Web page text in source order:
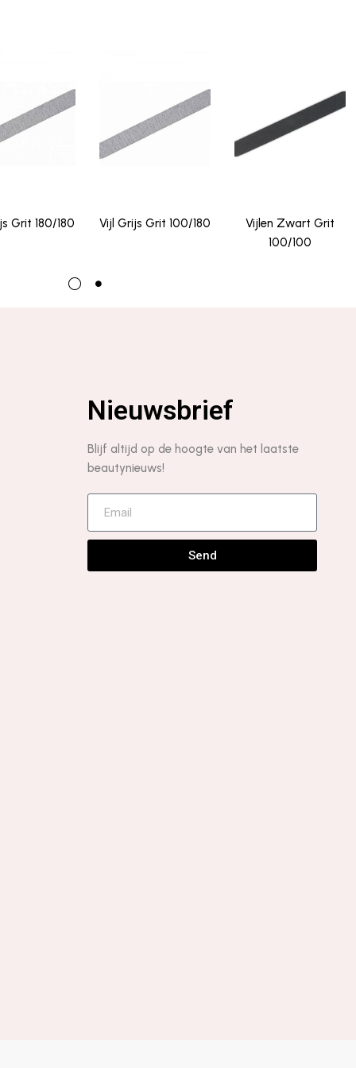
Grit 180/180 Vijl Grijs Grit 100/180
Vijlen Zwart Grit
100/100
Nieuwsbrief
Blijf altijd op de hoogte van het laatste
beautynieuws!
Send